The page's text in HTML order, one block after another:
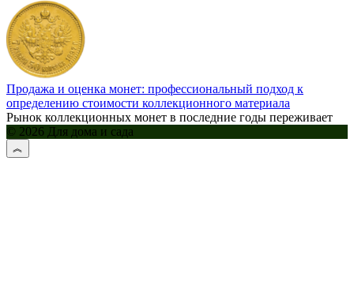
Продажа и оценка монет: профессиональный подход к
определению стоимости коллекционного материала
Рынок коллекционных монет в последние годы переживает
© 2026 Для дома и сада